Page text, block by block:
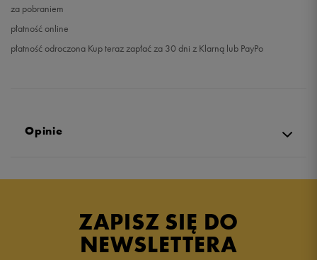
za pobraniem
płatność online
płatność odroczona Kup teraz zapłać za 30 dni z Klarną lub PayPo
Opinie
ZAPISZ SIĘ DO
NEWSLETTERA